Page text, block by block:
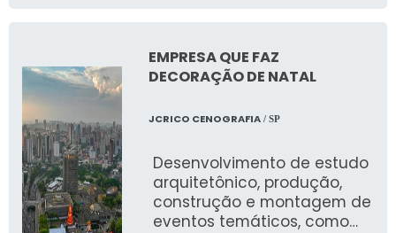
EMPRESA QUE FAZ
DECORAÇÃO DE NATAL
JCRICO CENOGRAFIA/ SP
Desenvolvimento de estudo
arquitetônico, produção,
construção e montagem de
eventos temáticos, como